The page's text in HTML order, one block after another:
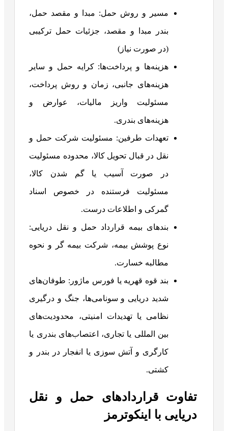
مسیر و روش حمل: مبدا و مقصد حمل،
بندر مبدا و مقصد، جزئیات حمل ترکیبی
(در صورت نیاز)
هزینه‌ها و پرداخت‌ها: کرایه حمل و سایر
هزینه‌های جانبی، زمان و روش پرداخت،
مسئولیت واریز مالیات، عوارض و
هزینه‌های بندری.
تعهدات طرفین: مسئولیت شرکت حمل و
نقل در قبال تحویل کالا، محدوده مسئولیت
در صورت آسیب یا گم شدن کالا،
مسئولیت فرستنده در خصوص اسناد
گمرکی و اطلاعات درست.
بندهای بیمه قرارداد حمل و نقل دریایی:
نوع پوشش بیمه، شرکت بیمه گر و نحوه
مطالبه خسارت.
بند قوه قهریه یا فورس ماژور: طوفان‌های
شدید دریایی و سونامی‌ها، جنگ و درگیری
نظامی یا تهدیدات امنیتی، محدودیت‌های
بین المللی یا تجاری، اعتصاب‌های بندری یا
کارگری و آتش سوزی یا انفجار در بندر و
کشتی.
تفاوت قراردادهای حمل و نقل
دریایی با اینکوترمز